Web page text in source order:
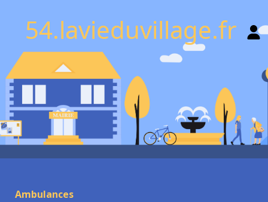
54.lavieduvillage.fr
Ambulances